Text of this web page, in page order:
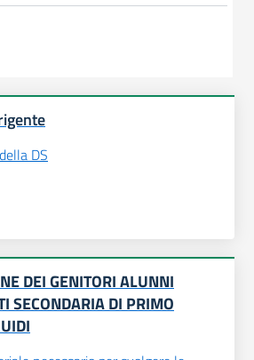
DS
DEI GENITORI ALUNNI
SECONDARIA DI PRIMO